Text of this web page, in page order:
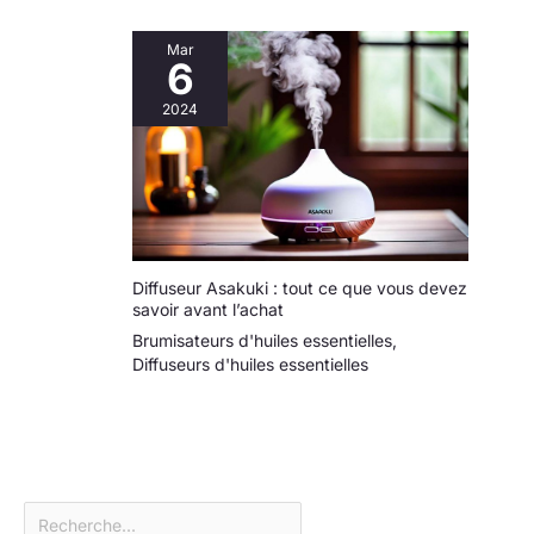
anniversaires de
mariage ou Noël, il
transforme
n’importe quel
espace en un lieu
chaleureux et
relaxant
Mar
6
2024
Diffuseur Asakuki : tout ce que vous devez
savoir avant l’achat
Brumisateurs d'huiles essentielles,
Diffuseurs d'huiles essentielles